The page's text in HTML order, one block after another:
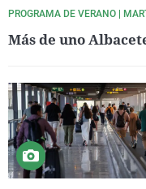
PROGRAMA DE VERANO |
Más de uno